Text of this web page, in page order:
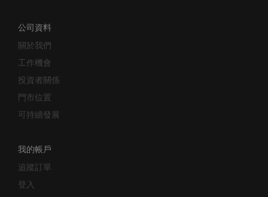
關於我們
工作機會
投資者關係
門市位置
可持續發展
追蹤訂單
登入
Samsonite 會員計劃